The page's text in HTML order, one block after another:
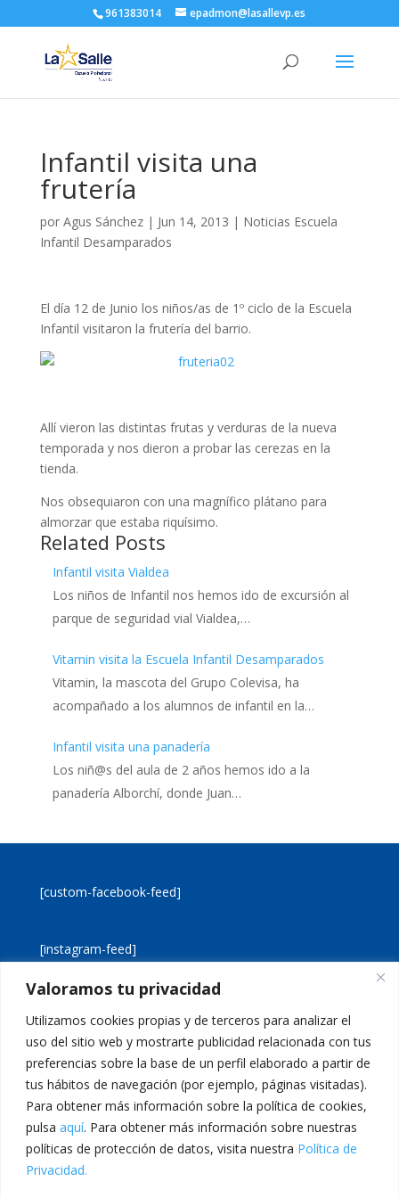
Valoramos tu privacidad
Utilizamos cookies propias y de terceros para analizar el
uso del sitio web y mostrarte publicidad relacionada con tus
preferencias sobre la base de un perfil elaborado a partir de
tus hábitos de navegación (por ejemplo, páginas visitadas).
Para obtener más información sobre la política de cookies,
pulsa aquí. Para obtener más información sobre nuestras
políticas de protección de datos, visita nuestra Política de
Privacidad.
961383014 epadmon@lasallevp.es
Infantil visita una
frutería
por Agus Sánchez| Jun 14, 2013 | Noticias Escuela
Infantil Desamparados
El día 12 de Junio los niños/as de 1º ciclo de la Escuela
Infantil visitaron la frutería del barrio.
Allí vieron las distintas frutas y verduras de la nueva
temporada y nos dieron a probar las cerezas en la
tienda.
Nos obsequiaron con una magnífico plátano para
almorzar que estaba riquísimo.
Related Posts
Infantil visita Vialdea
Los niños de Infantil nos hemos ido de excursión al
parque de seguridad vial Vialdea,…
Vitamin visita la Escuela Infantil Desamparados
Vitamin, la mascota del Grupo Colevisa, ha
acompañado a los alumnos de infantil en la…
Infantil visita una panadería
Los niñ@s del aula de 2 años hemos ido a la
panadería Alborchí, donde Juan…
[custom-facebook-feed]
[instagram-feed]
Aviso legal
Política de cookies